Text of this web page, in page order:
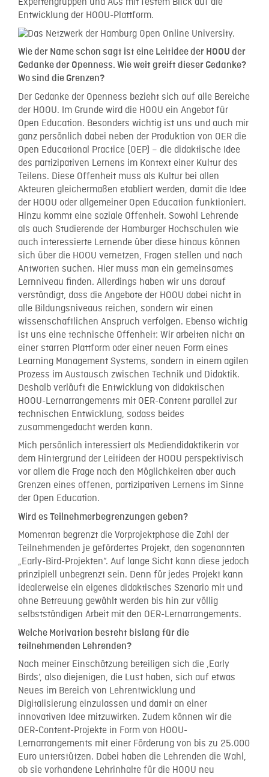
Expertengruppen und AGs mit festem Blick auf die
Entwicklung der HOOU-Plattform.
Wie der Name schon sagt ist eine Leitidee der HOOU der
Gedanke der Openness. Wie weit greift dieser Gedanke?
Wo sind die Grenzen?
Der Gedanke der Openness bezieht sich auf alle Bereiche
der HOOU. Im Grunde wird die HOOU ein Angebot für
Open Education. Besonders wichtig ist uns und auch mir
ganz persönlich dabei neben der Produktion von OER die
Open Educational Practice (OEP) – die didaktische Idee
des partizipativen Lernens im Kontext einer Kultur des
Teilens. Diese Offenheit muss als Kultur bei allen
Akteuren gleichermaßen etabliert werden, damit die Idee
der HOOU oder allgemeiner Open Education funktioniert.
Hinzu kommt eine soziale Offenheit. Sowohl Lehrende
als auch Studierende der Hamburger Hochschulen wie
auch interessierte Lernende über diese hinaus können
sich über die HOOU vernetzen, Fragen stellen und nach
Antworten suchen. Hier muss man ein gemeinsames
Lernniveau finden. Allerdings haben wir uns darauf
verständigt, dass die Angebote der HOOU dabei nicht in
alle Bildungsniveaus reichen, sondern wir einen
wissenschaftlichen Anspruch verfolgen. Ebenso wichtig
ist uns eine technische Offenheit: Wir arbeiten nicht an
einer starren Plattform oder einer neuen Form eines
Learning Management Systems, sondern in einem agilen
Prozess im Austausch zwischen Technik und Didaktik.
Deshalb verläuft die Entwicklung von didaktischen
HOOU-Lernarrangements mit OER-Content parallel zur
technischen Entwicklung, sodass beides
zusammengedacht werden kann.
Mich persönlich interessiert als Mediendidaktikerin vor
dem Hintergrund der Leitideen der HOOU perspektivisch
vor allem die Frage nach den Möglichkeiten aber auch
Grenzen eines offenen, partizipativen Lernens im Sinne
der Open Education.
Wird es Teilnehmerbegrenzungen geben?
Momentan begrenzt die Vorprojektphase die Zahl der
Teilnehmenden je gefördertes Projekt, den sogenannten
„Early-Bird-Projekten“. Auf lange Sicht kann diese jedoch
prinzipiell unbegrenzt sein. Denn für jedes Projekt kann
idealerweise ein eigenes didaktisches Szenario mit und
ohne Betreuung gewählt werden bis hin zur völlig
selbstständigen Arbeit mit den OER-Lernarrangements.
Welche Motivation besteht bislang für die
teilnehmenden Lehrenden?
Nach meiner Einschätzung beteiligen sich die ‚Early
Birds‘, also diejenigen, die Lust haben, sich auf etwas
Neues im Bereich von Lehrentwicklung und
Digitalisierung einzulassen und damit an einer
innovativen Idee mitzuwirken. Zudem können wir die
OER-Content-Projekte in Form von HOOU-
Lernarrangements mit einer Förderung von bis zu 25.000
Euro unterstützen. Dabei haben die Lehrenden die Wahl,
ob sie vorhandene Lehrinhalte für die HOOU neu